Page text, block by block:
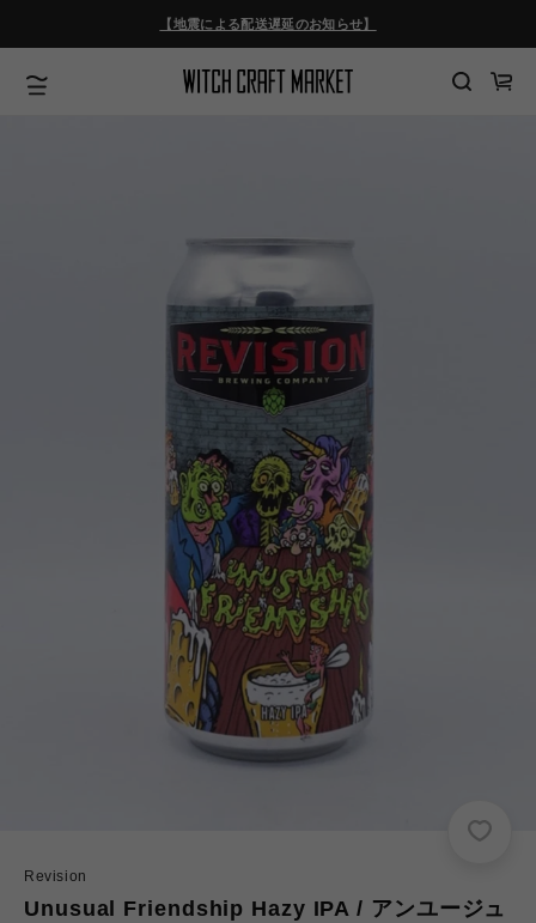
進
む
【地震による配送遅延のお知らせ】
カ
Revision
Unusual Friendship Hazy IPA / アンユージュ